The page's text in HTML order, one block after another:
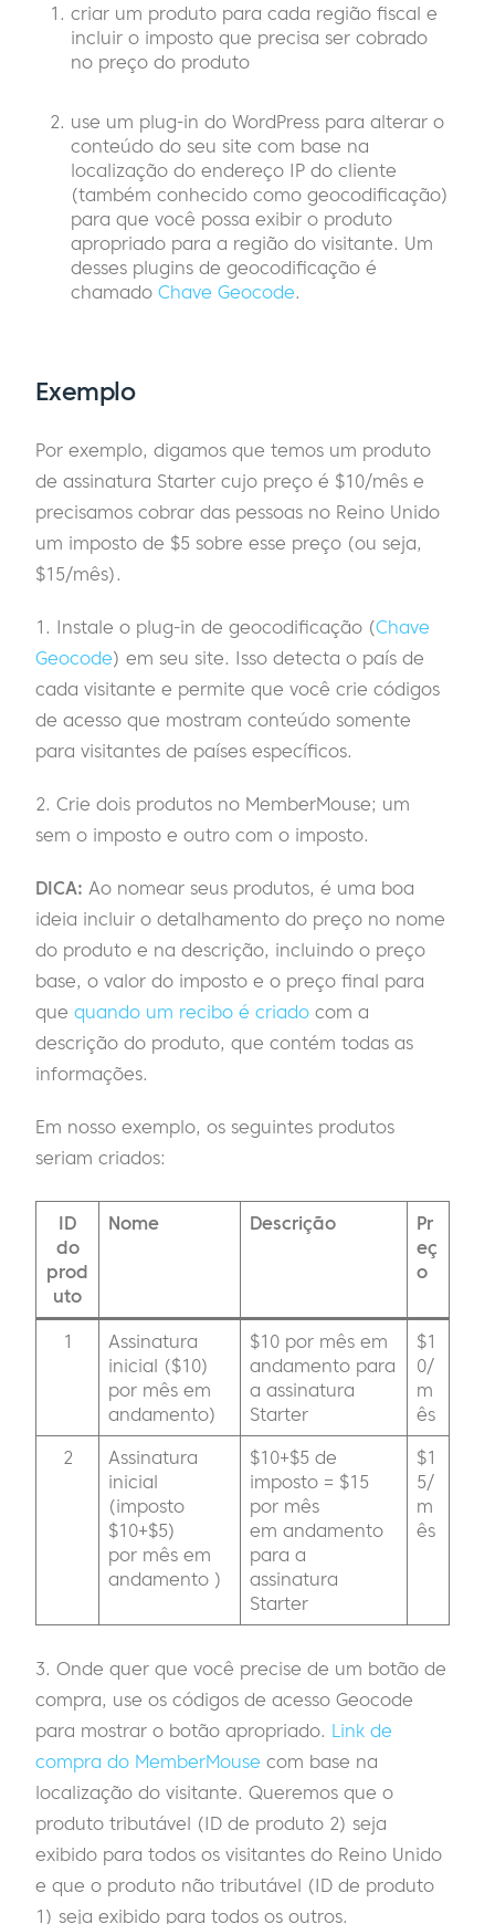
criar um produto para cada região fiscal e
incluir o imposto que precisa ser cobrado
no preço do produto
use um plug-in do WordPress para alterar o
conteúdo do seu site com base na
localização do endereço IP do cliente
(também conhecido como geocodificação)
para que você possa exibir o produto
apropriado para a região do visitante. Um
desses plugins de geocodificação é
chamado Chave Geocode.
Exemplo
Por exemplo, digamos que temos um produto
de assinatura Starter cujo preço é $10/mês e
precisamos cobrar das pessoas no Reino Unido
um imposto de $5 sobre esse preço (ou seja,
$15/mês).
1. Instale o plug-in de geocodificação (Chave
Geocode) em seu site. Isso detecta o país de
cada visitante e permite que você crie códigos
de acesso que mostram conteúdo somente
para visitantes de países específicos.
2. Crie dois produtos no MemberMouse; um
sem o imposto e outro com o imposto.
DICA: Ao nomear seus produtos, é uma boa
ideia incluir o detalhamento do preço no nome
do produto e na descrição, incluindo o preço
base, o valor do imposto e o preço final para
que quando um recibo é criado com a
descrição do produto, que contém todas as
informações.
Em nosso exemplo, os seguintes produtos
seriam criados:
ID
do
prod
uto
Nome Descrição
Pr
eç
o
1
Assinatura
inicial ($10)
por mês em
andamento)
$10 por mês em
andamento para
a assinatura
Starter
$1
0/
m
ês
2
Assinatura
inicial
(imposto
$10+$5)
por mês em
andamento )
$10+$5 de
imposto = $15
por mês
em andamento
para a
assinatura
Starter
$1
5/
m
ês
3. Onde quer que você precise de um botão de
compra, use os códigos de acesso Geocode
para mostrar o botão apropriado. Link de
compra do MemberMouse com base na
localização do visitante. Queremos que o
produto tributável (ID de produto 2) seja
exibido para todos os visitantes do Reino Unido
e que o produto não tributável (ID de produto
1) seja exibido para todos os outros.